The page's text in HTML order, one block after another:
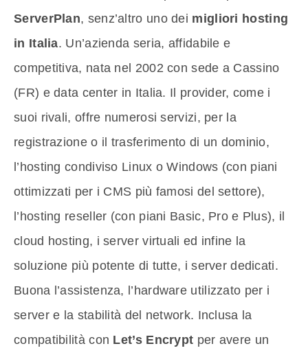
ServerPlan, senz’altro uno dei migliori hosting
in Italia. Un’azienda seria, affidabile e
competitiva, nata nel 2002 con sede a Cassino
(FR) e data center in Italia. Il provider, come i
suoi rivali, offre numerosi servizi, per la
registrazione o il trasferimento di un dominio,
l’hosting condiviso Linux o Windows (con piani
ottimizzati per i CMS più famosi del settore),
l’hosting reseller (con piani Basic, Pro e Plus), il
cloud hosting, i server virtuali ed infine la
soluzione più potente di tutte, i server dedicati.
Buona l’assistenza, l’hardware utilizzato per i
server e la stabilità del network. Inclusa la
compatibilità con Let’s Encrypt per avere un